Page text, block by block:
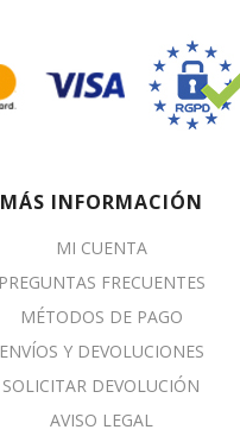
MÁS INFORMACIÓN
MI CUENTA
PREGUNTAS FRECUENTES
MÉTODOS DE PAGO
ENVÍOS Y DEVOLUCIONES
SOLICITAR DEVOLUCIÓN
AVISO LEGAL